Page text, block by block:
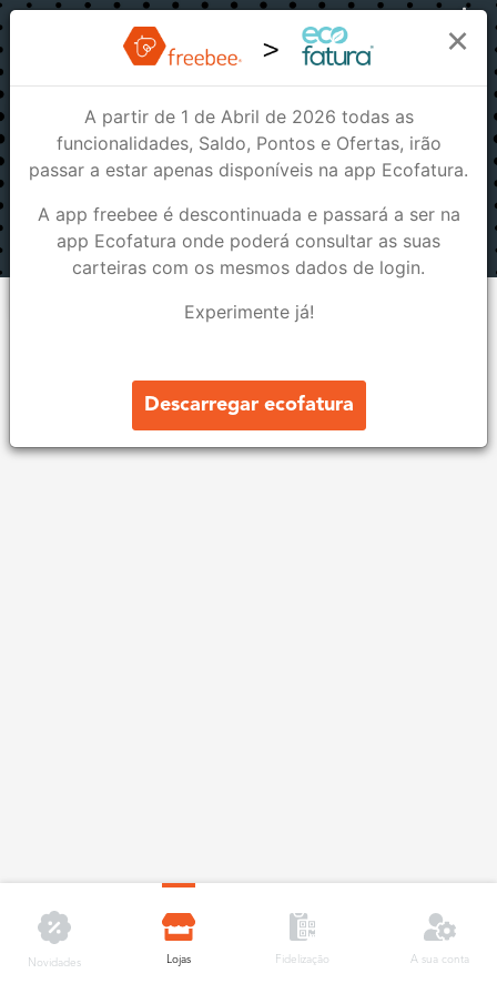
Euro Top
Euro Top
Casa, Cozinha & Mesa
2 1
Tudo para si e pra sua casa aos melhores preços da região
×
A partir de 1 de Abril de 2026 todas as
funcionalidades, Saldo, Pontos e Ofertas, irão
passar a estar apenas disponíveis na app Ecofatura.
A app freebee é descontinuada e passará a ser na
app Ecofatura onde poderá consultar as suas
carteiras com os mesmos dados de login.
Experimente já!
Descarregar ecofatura
Novidades Lojas Fidelização A sua conta